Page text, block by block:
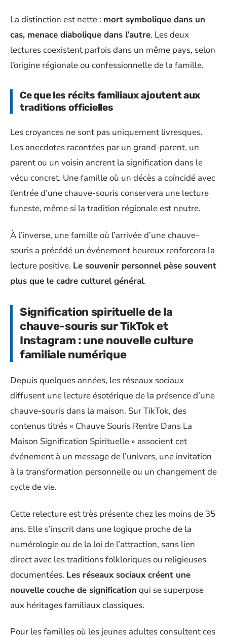
La distinction est nette : mort symbolique dans un
cas, menace diabolique dans l’autre. Les deux
lectures coexistent parfois dans un même pays, selon
l’origine régionale ou confessionnelle de la famille.
Ce que les récits familiaux ajoutent aux
traditions officielles
Les croyances ne sont pas uniquement livresques.
Les anecdotes racontées par un grand-parent, un
parent ou un voisin ancrent la signification dans le
vécu concret. Une famille où un décès a coïncidé avec
l’entrée d’une chauve-souris conservera une lecture
funeste, même si la tradition régionale est neutre.
À l’inverse, une famille où l’arrivée d’une chauve-
souris a précédé un événement heureux renforcera la
lecture positive. Le souvenir personnel pèse souvent
plus que le cadre culturel général.
Signification spirituelle de la
chauve-souris sur TikTok et
Instagram : une nouvelle culture
familiale numérique
Depuis quelques années, les réseaux sociaux
diffusent une lecture ésotérique de la présence d’une
chauve-souris dans la maison. Sur TikTok, des
contenus titrés « Chauve Souris Rentre Dans La
Maison Signification Spirituelle » associent cet
événement à un message de l’univers, une invitation
à la transformation personnelle ou un changement de
cycle de vie.
Cette relecture est très présente chez les moins de 35
ans. Elle s’inscrit dans une logique proche de la
numérologie ou de la loi de l’attraction, sans lien
direct avec les traditions folkloriques ou religieuses
documentées. Les réseaux sociaux créent une
nouvelle couche de signification qui se superpose
aux héritages familiaux classiques.
Pour les familles où les jeunes adultes consultent ces